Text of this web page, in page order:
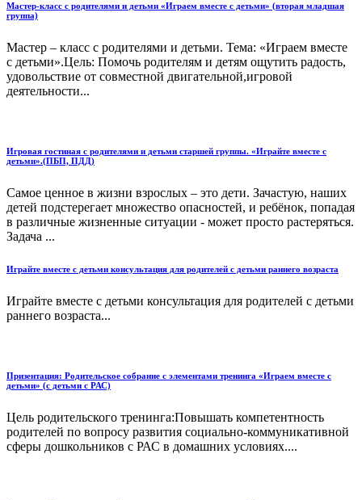
Мастер-класс с родителями и детьми «Играем вместе с детьми» (вторая младшая
группа)
Мастер – класс с родителями и детьми. Тема: «Играем вместе
с детьми».Цель: Помочь родителям и детям ощутить радость,
удовольствие от совместной двигательной,игровой
деятельности...
Игровая гостиная с родителями и детьми старшей группы. «Играйте вместе с
детьми».(ПБП, ПДД)
Самое ценное в жизни взрослых – это дети. Зачастую, наших
детей подстерегает множество опасностей, и ребёнок, попадая
в различные жизненные ситуации - может просто растеряться.
Задача ...
Играйте вместе с детьми консультация для родителей с детьми раннего возраста
Играйте вместе с детьми консультация для родителей с детьми
раннего возраста...
Призентация: Родительское собрание с элементами тренинга «Играем вместе с
детьми» (с детьми с РАС)
Цель родительского тренинга:Повышать компетентность
родителей по вопросу развития социально-коммуникативной
сферы дошкольников с РАС в домашних условиях....